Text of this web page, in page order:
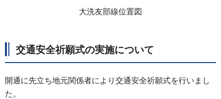
大洗友部線位置図
交通安全祈願式の実施について
開通に先立ち地元関係者により交通安全祈願式を行いまし
た。